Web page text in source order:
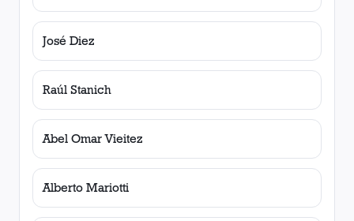
José Diez
Raúl Stanich
Abel Omar Vieitez
Alberto Mariotti